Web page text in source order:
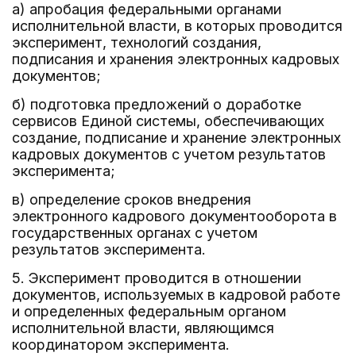
а) апробация федеральными органами
исполнительной власти, в которых проводится
эксперимент, технологий создания,
подписания и хранения электронных кадровых
документов;
б) подготовка предложений о доработке
сервисов Единой системы, обеспечивающих
создание, подписание и хранение электронных
кадровых документов с учетом результатов
эксперимента;
в) определение сроков внедрения
электронного кадрового документооборота в
государственных органах с учетом
результатов эксперимента.
5. Эксперимент проводится в отношении
документов, используемых в кадровой работе
и определенных федеральным органом
исполнительной власти, являющимся
координатором эксперимента.